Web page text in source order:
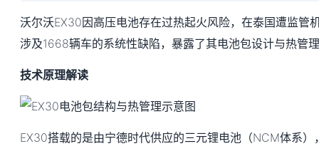
沃尔沃EX30因高压电池存在过热起火风险，在泰国遭监管
涉及1668辆车的系统性缺陷，暴露了其电池包设计与热管
技术原理解读
EX30搭载的是由宁德时代供应的三元锂电池（NCM体系）